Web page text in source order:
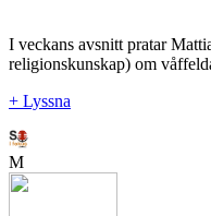
I veckans avsnitt pratar
religionskunskap) om
+ Lyssna
M